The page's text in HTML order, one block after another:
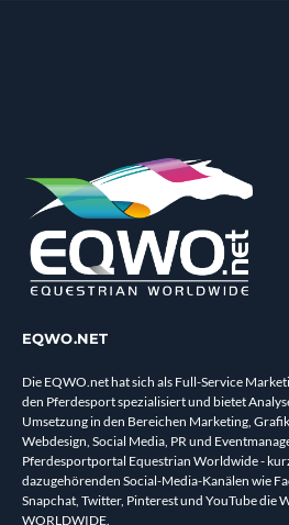
EQWO.NET
Die EQWO.net hat sich als Full-Service
den Pferdesport spezialisiert und bietet
Umsetzung in den Bereichen Marketing,
Webdesign, Social Media, PR und
Pferdesportportal Equestrian Worldwide -
dazugehörenden Social-Media-Kanälen wie
Snapchat, Twitter, Pinterest und YouTube die
WORLDWIDE.